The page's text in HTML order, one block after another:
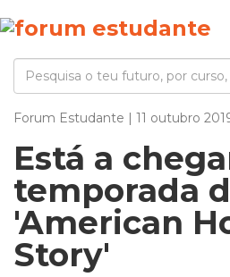
Forum Estudante | 11 outubro
Está a
temporada
'American
Story'